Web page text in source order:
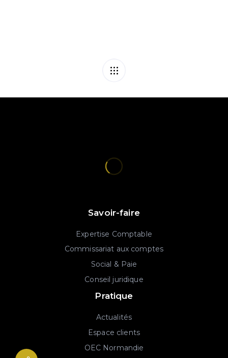
Savoir-faire
Expertise Comptable
Commissariat aux comptes
Social & Paie
Conseil juridique
Pratique
Actualités
Espace clients
OEC Normandie